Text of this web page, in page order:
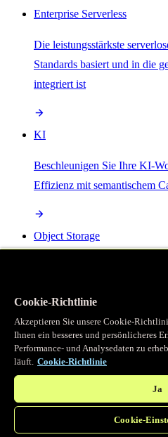
Enterprise Serverless
Die leistungsstärkste
Standards basiert und in die
integriert ist
KI
Beschleunigen Sie Ihre KI-
Effizienz mit semantischem
Object Storage
Programmierbarer Cache
Erhalten Sie vollständigen
legendäre Caching, das unser
Cookie-Richtlinie
Akzeptieren Sie unsere Cookie-
Ihnen ein besseres und persönlicheres
Performance- und Analysedaten zu
läuft. Cookie-Richtlinie
Ja
Cookie-